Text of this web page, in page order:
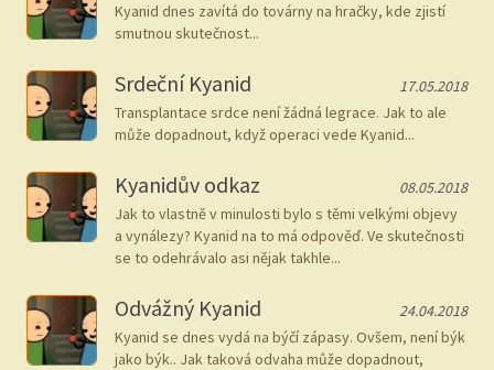
Kyanid dnes zavítá do továrny na hračky, kde zjistí
smutnou skutečnost...
Srdeční Kyanid
17.05.2018
Transplantace srdce není žádná legrace. Jak to ale
může dopadnout, když operaci vede Kyanid...
Kyanidův odkaz
08.05.2018
Jak to vlastně v minulosti bylo s těmi velkými objevy
a vynálezy? Kyanid na to má odpověď. Ve skutečnosti
se to odehrávalo asi nějak takhle...
Odvážný Kyanid
24.04.2018
Kyanid se dnes vydá na býčí zápasy. Ovšem, není býk
jako býk.. Jak taková odvaha může dopadnout,